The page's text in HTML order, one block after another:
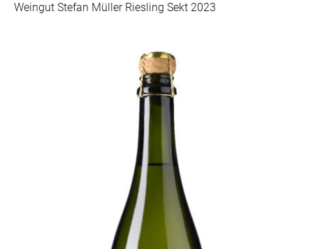
Weingut Stefan Müller Riesling Sekt 2023